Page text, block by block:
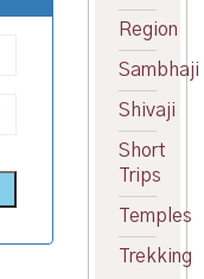
Region
Sambhaji
Shivaji
Short
Trips
Temples
Trekking